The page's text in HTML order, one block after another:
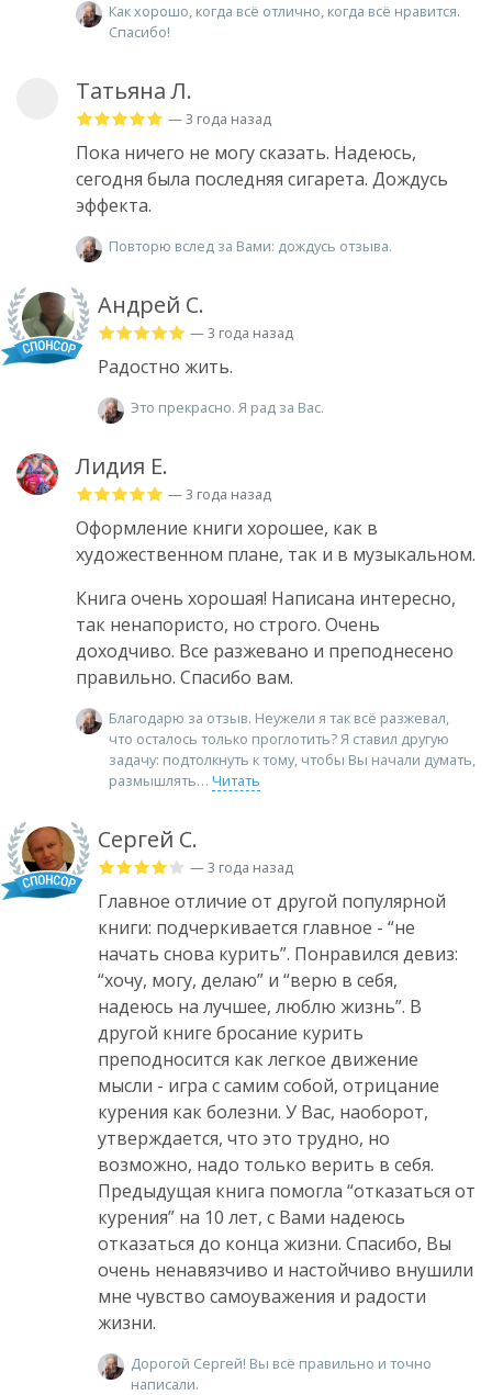
Как хорошо, когда всё отлично, когда всё нравится.
Спасибо!
Татьяна Л.
— 3 года назад
Пока ничего не могу сказать. Надеюсь,
сегодня была последняя сигарета. Дождусь
эффекта.
Повторю вслед за Вами: дождусь отзыва.
Андрей С.
— 3 года назад
Радостно жить.
Это прекрасно. Я рад за Вас.
Лидия Е.
— 3 года назад
Оформление книги хорошее, как в
художественном плане, так и в музыкальном.
Книга очень хорошая! Написана интересно,
так ненапористо, но строго. Очень
доходчиво. Все разжевано и преподнесено
правильно. Спасибо вам.
Благодарю за отзыв. Неужели я так всё разжевал,
что осталось только проглотить? Я ставил другую
задачу: подтолкнуть к тому, чтобы Вы начали думать,
размышлять
Читать
Сергей С.
— 3 года назад
Главное отличие от другой популярной
книги: подчеркивается главное - “не
начать снова курить”. Понравился девиз:
“хочу, могу, делаю” и “верю в себя,
надеюсь на лучшее, люблю жизнь”. В
другой книге бросание курить
преподносится как легкое движение
мысли - игра с самим собой, отрицание
курения как болезни. У Вас, наоборот,
утверждается, что это трудно, но
возможно, надо только верить в себя.
Предыдущая книга помогла “отказаться от
курения” на 10 лет, с Вами надеюсь
отказаться до конца жизни. Спасибо, Вы
очень ненавязчиво и настойчиво внушили
мне чувство самоуважения и радости
жизни.
Дорогой Сергей! Вы всё правильно и точно
написали.